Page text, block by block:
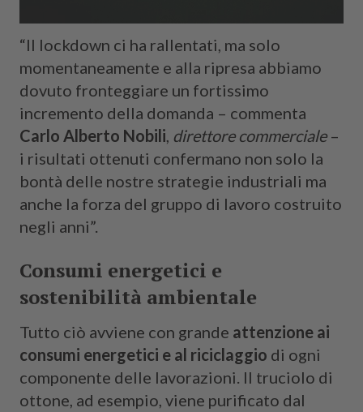
“Il lockdown ci ha rallentati, ma solo
momentaneamente e alla ripresa abbiamo
dovuto fronteggiare un fortissimo
incremento della domanda – commenta
Carlo Alberto Nobili, direttore commerciale–
i risultati ottenuti confermano non solo la
bontà delle nostre strategie industriali ma
anche la forza del gruppo di lavoro costruito
negli anni”.
Consumi energetici e
sostenibilità ambientale
Tutto ciò avviene con grande attenzione ai
consumi energetici e al riciclaggio di ogni
componente delle lavorazioni. Il truciolo di
ottone, ad esempio, viene purificato dal